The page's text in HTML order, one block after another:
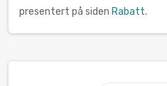
presentert på siden Rabatt.